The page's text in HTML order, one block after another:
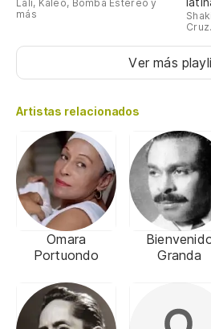
Lali, Kaleo, Bomba Estéreo y
más
Ver más
Artistas relacionados
Omara
Portuondo
Granda